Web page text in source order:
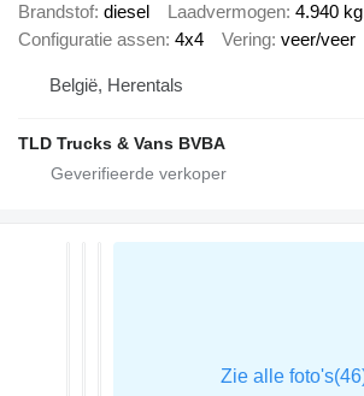
Brandstof diesel Laadvermogen 4.940 kg
Configuratie assen 4x4 Vering veer/veer
België, Herentals
TLD Trucks & Vans BVBA